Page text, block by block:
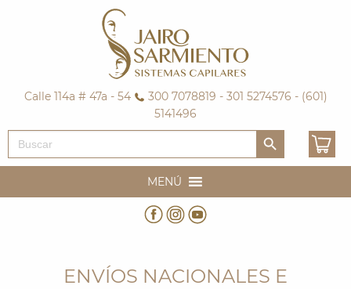
Calle 114a # 47a - 54
300 7078819 - 301 5274576 - (601)
5141496
Buscar:
Botón de búsqueda
MENÚ
ENVÍOS NACIONALES E